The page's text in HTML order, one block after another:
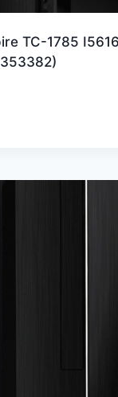
TC-1785 I5616